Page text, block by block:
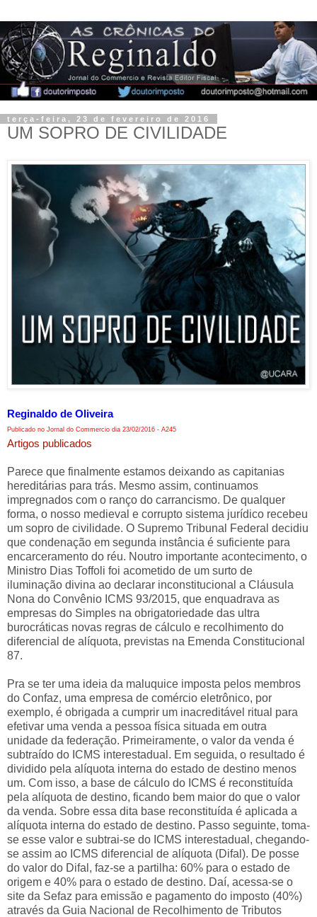
terça-feira, 23 de fevereiro de 2016
UM SOPRO DE CIVILIDADE
Reginaldo de Oliveira
Publicado no Jornal do Commercio dia 23/02/2016 - A245
Artigos publicados
Parece que finalmente estamos deixando as capitanias
hereditárias para trás. Mesmo assim, continuamos
impregnados com o ranço do carrancismo. De qualquer
forma, o nosso medieval e corrupto sistema jurídico recebeu
um sopro de civilidade. O Supremo Tribunal Federal decidiu
que condenação em segunda instância é suficiente para
encarceramento do réu. Noutro importante acontecimento, o
Ministro Dias Toffoli foi acometido de um surto de
iluminação divina ao declarar inconstitucional a Cláusula
Nona do Convênio ICMS 93/2015, que enquadrava as
empresas do Simples na obrigatoriedade das ultra
burocráticas novas regras de cálculo e recolhimento do
diferencial de alíquota, previstas na Emenda Constitucional
87.
Pra se ter uma ideia da maluquice imposta pelos membros
do Confaz, uma empresa de comércio eletrônico, por
exemplo, é obrigada a cumprir um inacreditável ritual para
efetivar uma venda a pessoa física situada em outra
unidade da federação. Primeiramente, o valor da venda é
subtraído do ICMS interestadual. Em seguida, o resultado é
dividido pela alíquota interna do estado de destino menos
um. Com isso, a base de cálculo do ICMS é reconstituída
pela alíquota de destino, ficando bem maior do que o valor
da venda. Sobre essa dita base reconstituída é aplicada a
alíquota interna do estado de destino. Passo seguinte, toma-
se esse valor e subtrai-se do ICMS interestadual, chegando-
se assim ao ICMS diferencial de alíquota (Difal). De posse
do valor do Difal, faz-se a partilha: 60% para o estado de
origem e 40% para o estado de destino. Daí, acessa-se o
site da Sefaz para emissão e pagamento do imposto (40%)
através da Guia Nacional de Recolhimento de Tributos